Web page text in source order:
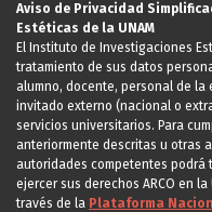
Aviso de Privacidad
Estéticas de la UNAM
El Instituto de Investigaciones
tratamiento de sus datos
alumno, docente, personal de
invitado externo (nacional o
servicios universitarios. Para
anteriormente descritas u otras
autoridades competentes podrá
ejercer sus derechos ARCO en
través de la Plataforma